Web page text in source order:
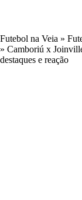
Futebol na Veia »
» Camboriú x
destaques e reação